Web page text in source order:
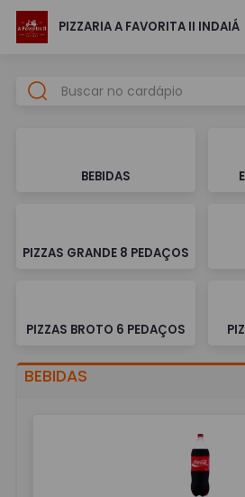
PIZZARIA A FAVORITA II INDAIÁ
BEBIDAS
PIZZAS GRANDE 8 PEDAÇOS
PIZZAS BROTO 6 PEDAÇOS
BEBIDAS